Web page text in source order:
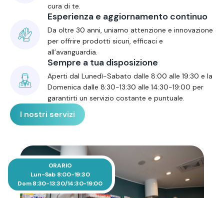
cura di te.
Esperienza e aggiornamento continuo
Da oltre 30 anni, uniamo attenzione e innovazione
per offrire prodotti sicuri, efficaci e
all’avanguardia.
Sempre a tua disposizione
Aperti dal Lunedì-Sabato dalle 8:00 alle 19:30 e la
Domenica dalle 8:30-13:30 alle 14:30-19:00 per
garantirti un servizio costante e puntuale.
I nostri servizi
ORARIO
Lun-Sab 8:00-19:30
Dom 8:30-13:30/14:30-19:00